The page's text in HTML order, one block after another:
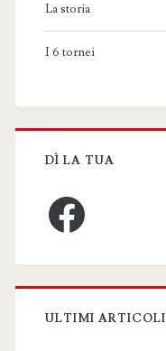
La storia
I 6 tornei
DÌ LA TUA
Facebook
ULTIMI ARTICOLI